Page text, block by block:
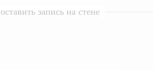
запись на стене